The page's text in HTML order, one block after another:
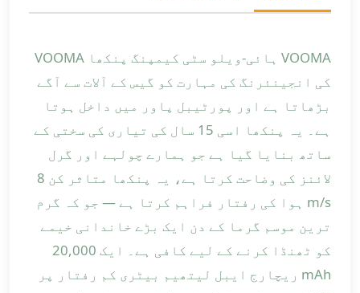
VOOMA ہائی-ویلو سٹی کیمپنگ پنکھا VOOMA
کی انجینئرنگ کی مہارت کو گیس کے آلات سے آگے
بڑھاتا ہے اور پورٹیبل پاور میں داخل ہوتا
ہے۔ یہ پنکھا اسی 15 سال کی تیاری کی سختی کے
ساتھ بنایا گیا ہے جو ہمارے چولہے اور گرل
لائنز کی وضاحت کرتا ہے، یہ پنکھا متاثر کن 8
m/s ہوا کی رفتار فراہم کرتا ہے — جو کہ گرم
ترین موسم گرما کے دن ایک بڑے خاندانی خیمے
کو ٹھنڈا کرنے کے لیے کافی ہے۔ ایک 20,000
mAh ریچارج ایبل لیتھیم بیٹری کم رفتار پر